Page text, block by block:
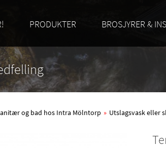
PRODUKTER BROSJYRER &
og bad hos Intra Mölntorp » Utslagsvask eller